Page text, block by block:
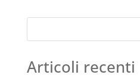
Articoli recenti